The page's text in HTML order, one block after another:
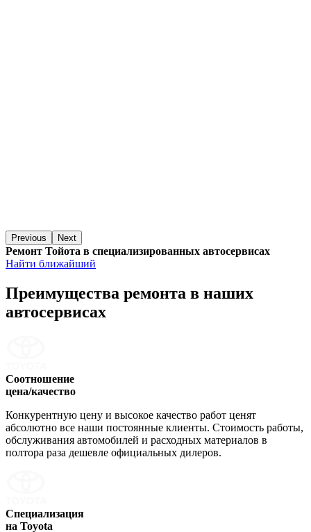
Previous Next
Ремонт Тойота в специализированных автосервисах
Найти ближайший
Преимущества ремонта в наших
автосервисах
Соотношение
цена/качество
Конкурентную цену и высокое качество работ ценят
абсолютно все наши постоянные клиенты. Стоимость работы,
обслуживания автомобилей и расходных материалов в
полтора раза дешевле официальных дилеров.
Специализация
на Toyota